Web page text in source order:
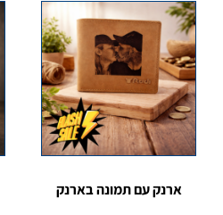
ארנק עם תמונה בארנק